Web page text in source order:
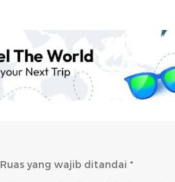
Ruas yang wajib ditandai *